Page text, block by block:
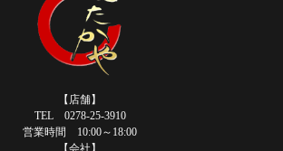
【店舗】
TEL 0278-25-3910
営業時間 10:00～18:00
【会社】